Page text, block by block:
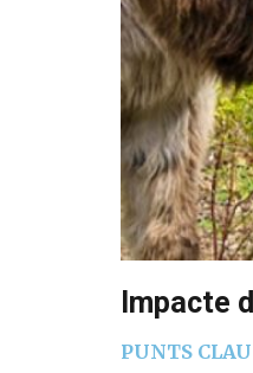
Impacte
PUNTS